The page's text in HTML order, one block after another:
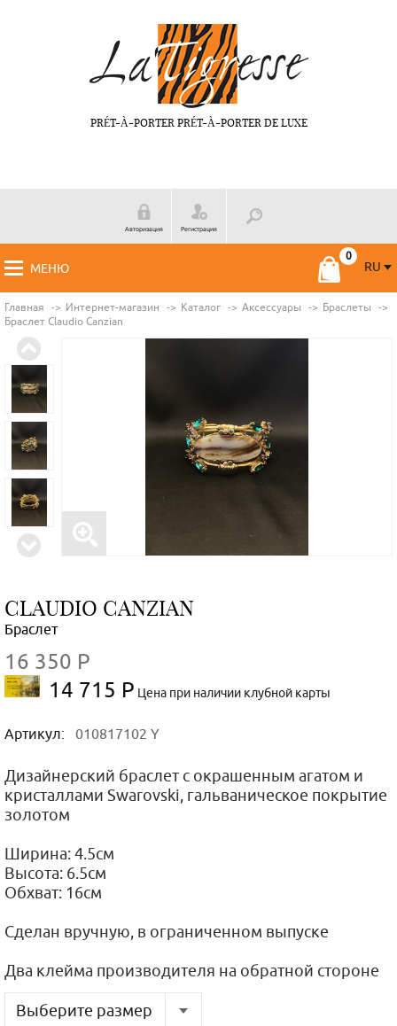
PRÉT-À-PORTER PRÉT-À-PORTER DE LUXE
Авторизация Регистрация
МЕНЮ
RU
Главная Интернет-магазин Каталог Аксессуары
Браслеты
Браслет Claudio Canzian
CLAUDIO CANZIAN
Браслет
16 350 Р
14 715 Р Цена при наличии клубной карты
Артикул: 010817102 Y
Дизайнерский браслет с окрашенным агатом и
кристаллами Swarovski, гальваническое покрытие
золотом
Ширина: 4.5см
Высота: 6.5см
Обхват: 16см
Сделан вручную, в ограниченном выпуске
Два клейма производителя на обратной стороне
Выберите размер